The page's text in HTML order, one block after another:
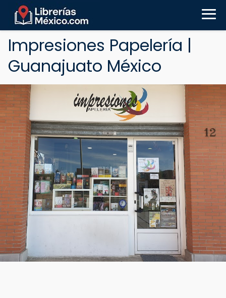
Impresiones Papelería |
Guanajuato México